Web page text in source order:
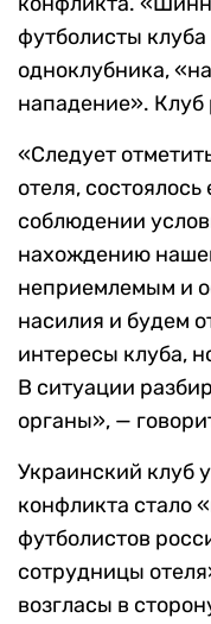
футболисты клуба
одноклубника,
нападение». Клуб
«Следует
отеля,
соблюдении
нахождению
неприемлемым и
насилия и будем
интересы клуба,
В ситуации
органы», —
Украинский клуб
конфликта стало
футболистов
сотрудницы
возгласы в